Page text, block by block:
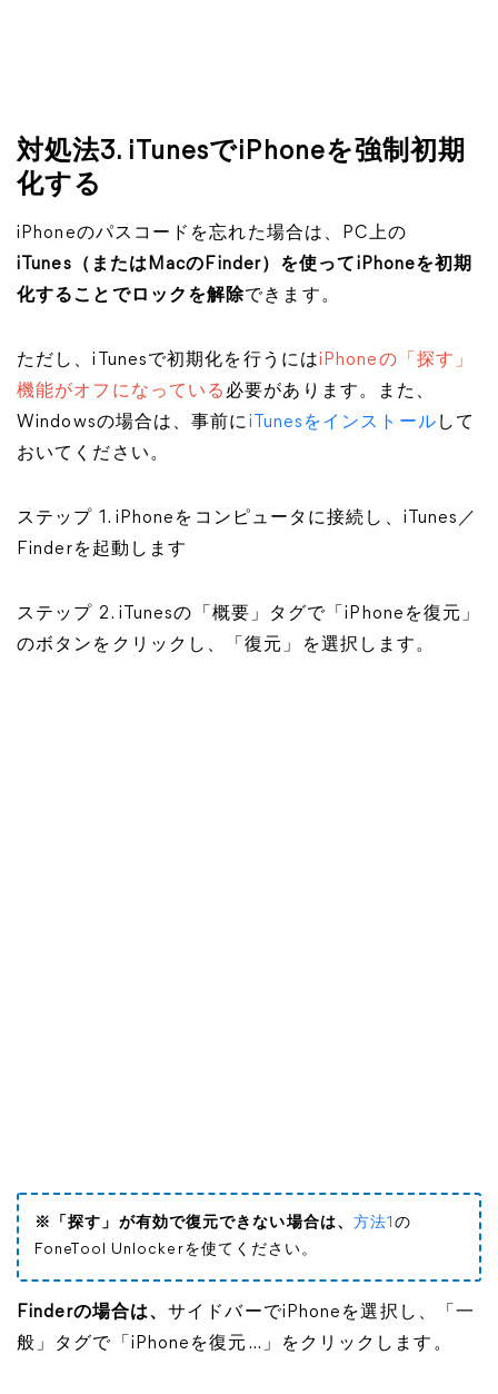
対処法3. iTunesでiPhoneを強制初期
化する
iPhoneのパスコードを忘れた場合は、PC上の
iTunes（またはMacのFinder）を使ってiPhoneを初期
化することでロックを解除できます。
ただし、iTunesで初期化を行うにはiPhoneの「探す」
機能がオフになっている 必要があります。また、
Windowsの場合は、事前にiTunesをインストール して
おいてください。
ステップ 1. iPhoneをコンピュータに接続し、iTunes／
Finderを起動します
ステップ 2. iTunesの「概要」タグで「iPhoneを復元」
のボタンをクリックし、「復元」を選択します。
※「探す」が有効で復元できない場合は、 方法1の
FoneTool Unlockerを使てください。
Finderの場合は、サイドバーでiPhoneを選択し、「一
般」タグで「iPhoneを復元…」をクリックします。